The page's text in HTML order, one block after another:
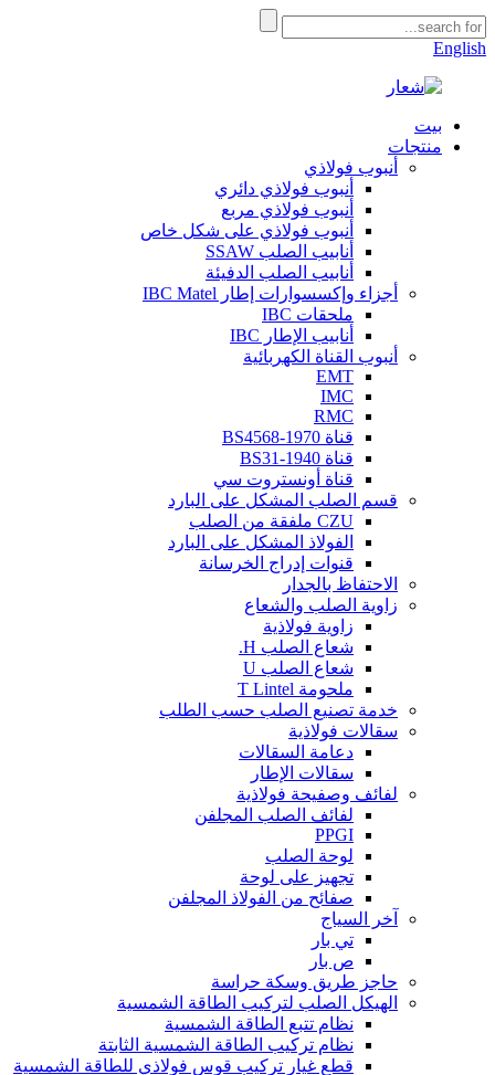
English
بيت
منتجات
أنبوب فولاذي
أنبوب فولاذي دائري
أنبوب فولاذي مربع
أنبوب فولاذي على شكل خاص
أنابيب الصلب SSAW
أنابيب الصلب الدفيئة
أجزاء وإكسسوارات إطار IBC Matel
ملحقات IBC
أنابيب الإطار IBC
أنبوب القناة الكهربائية
EMT
IMC
RMC
قناة BS4568-1970
قناة BS31-1940
قناة أونستروت سي
قسم الصلب المشكل على البارد
CZU ملفقة من الصلب
الفولاذ المشكل على البارد
قنوات إدراج الخرسانة
الاحتفاظ بالجدار
زاوية الصلب والشعاع
زاوية فولاذية
شعاع الصلب H.
شعاع الصلب U
ملحومة T Lintel
خدمة تصنيع الصلب حسب الطلب
سقالات فولاذية
دعامة السقالات
سقالات الإطار
لفائف وصفيحة فولاذية
لفائف الصلب المجلفن
PPGI
لوحة الصلب
تجهيز على لوحة
صفائح من الفولاذ المجلفن
آخر السياج
تي بار
ص بار
حاجز طريق وسكة حراسة
الهيكل الصلب لتركيب الطاقة الشمسية
نظام تتبع الطاقة الشمسية
نظام تركيب الطاقة الشمسية الثابتة
قطع غيار تركيب قوس فولاذي للطاقة الشمسية